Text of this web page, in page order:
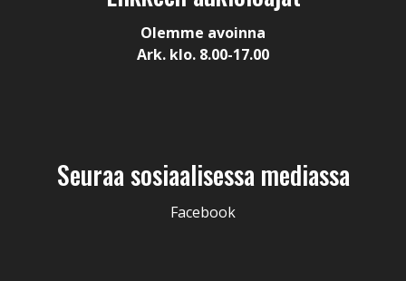
Olemme avoinna
Ark. klo. 8.00-17.00
Seuraa sosiaalisessa mediassa
Facebook